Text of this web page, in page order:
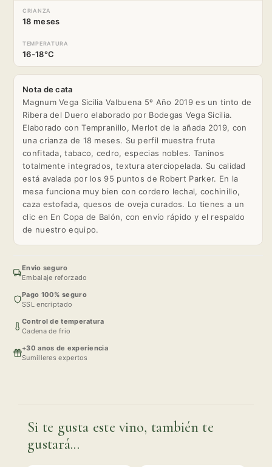
CRIANZA
18 meses
TEMPERATURA
16-18°C
Nota de cata
Magnum Vega Sicilia Valbuena 5º Año 2019 es un tinto de
Ribera del Duero elaborado por Bodegas Vega Sicilia.
Elaborado con Tempranillo, Merlot de la añada 2019, con
una crianza de 18 meses. Su perfil muestra fruta
confitada, tabaco, cedro, especias nobles. Taninos
totalmente integrados, textura aterciopelada. Su calidad
está avalada por los 95 puntos de Robert Parker. En la
mesa funciona muy bien con cordero lechal, cochinillo,
caza estofada, quesos de oveja curados. Lo tienes a un
clic en En Copa de Balón, con envío rápido y el respaldo
de nuestro equipo.
Envio seguro
Embalaje reforzado
Pago 100% seguro
SSL encriptado
Control de temperatura
Cadena de frio
+30 anos de experiencia
Sumilleres expertos
Si te gusta este vino, también te
gustará...